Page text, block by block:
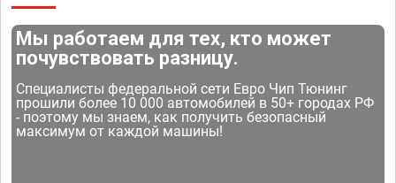
Мы работаем для тех, кто может
почувствовать разницу.
Специалисты федеральной сети Евро Чип Тюнинг
прошили более 10 000 автомобилей в 50+ городах РФ
- поэтому мы знаем, как получить безопасный
максимум от каждой машины!